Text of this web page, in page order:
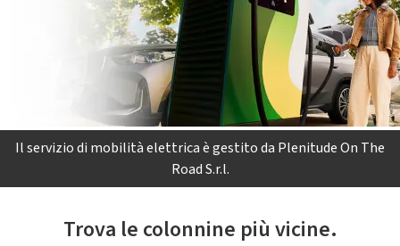
Il servizio di mobilità elettrica è gestito da Plenitude On The
Road S.r.l.
Trova le colonnine più vicine.